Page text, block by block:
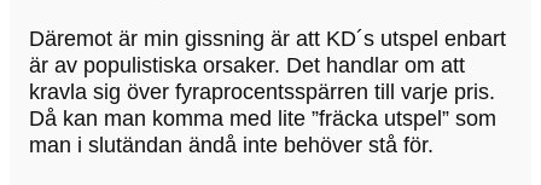
Däremot är min gissning är att KD´s utspel enbart
är av populistiska orsaker. Det handlar om att
kravla sig över fyraprocentsspärren till varje pris.
Då kan man komma med lite ”fräcka utspel” som
man i slutändan ändå inte behöver stå för.